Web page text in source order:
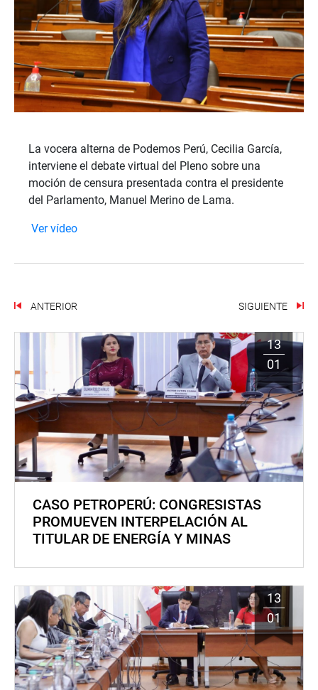
La vocera alterna de Podemos Perú, Cecilia García,
interviene el debate virtual del Pleno sobre una
moción de censura presentada contra el presidente
del Parlamento, Manuel Merino de Lama.
Ver vídeo
ANTERIOR SIGUIENTE
13
01
CASO PETROPERÚ: CONGRESISTAS
PROMUEVEN INTERPELACIÓN AL
TITULAR DE ENERGÍA Y MINAS
13
01